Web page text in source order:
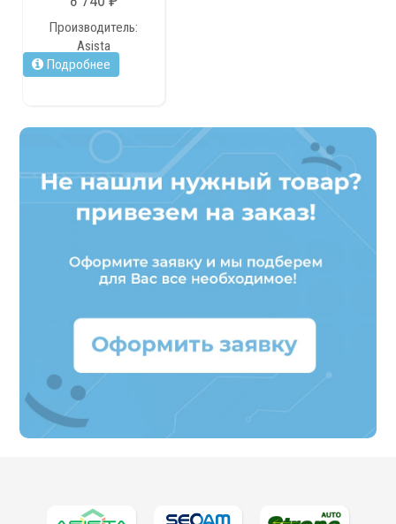
Ручные токарные патроны
Механизированные патроны
Цанговые патроны
Кулачки токарные
Цанги токарные
Аксессуары для токарных патронов
Инструментальная оснастка
Статические блоки
Производитель:
Asista
Подробнее